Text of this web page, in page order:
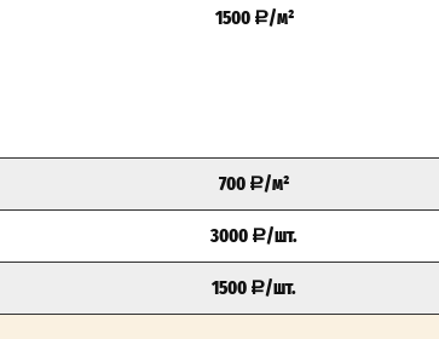
1500 /м²
700 /м²
3000 /шт.
1500 /шт.